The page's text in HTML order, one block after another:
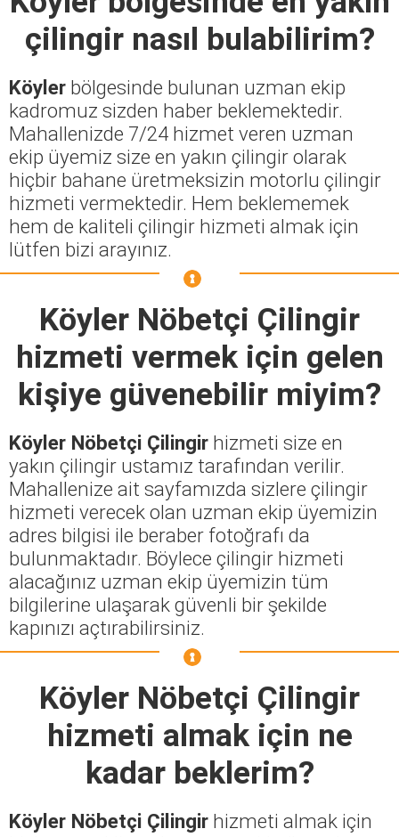
çilingir nasıl bulabilirim?
Köyler bölgesinde bulunan uzman ekip
kadromuz sizden haber beklemektedir.
Mahallenizde 7/24 hizmet veren uzman
ekip üyemiz size en yakın çilingir olarak
hiçbir bahane üretmeksizin motorlu çilingir
hizmeti vermektedir. Hem beklememek
hem de kaliteli çilingir hizmeti almak için
lütfen bizi arayınız.
Köyler Nöbetçi Çilingir
hizmeti vermek için gelen
kişiye güvenebilir miyim?
Köyler Nöbetçi Çilingir hizmeti size en
yakın çilingir ustamız tarafından verilir.
Mahallenize ait sayfamızda sizlere çilingir
hizmeti verecek olan uzman ekip üyemizin
adres bilgisi ile beraber fotoğrafı da
bulunmaktadır. Böylece çilingir hizmeti
alacağınız uzman ekip üyemizin tüm
bilgilerine ulaşarak güvenli bir şekilde
kapınızı açtırabilirsiniz.
Köyler Nöbetçi Çilingir
hizmeti almak için ne
kadar beklerim?
Köyler Nöbetçi Çilingir hizmeti almak için